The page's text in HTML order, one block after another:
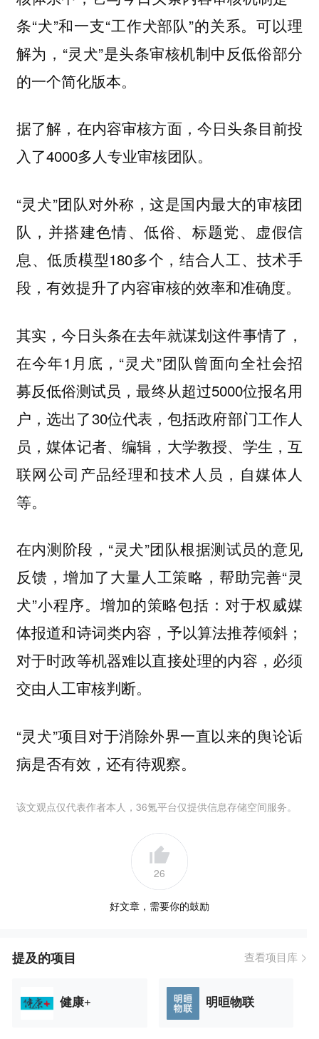
条“犬”和一支“工作犬部队”的关系。可以理
解为，“灵犬”是头条审核机制中反低俗部分
的一个简化版本。
据了解，在内容审核方面，今日头条目前投
入了4000多人专业审核团队。
“灵犬”团队对外称，这是国内最大的审核团
队，并搭建色情、低俗、标题党、虚假信
息、低质模型180多个，结合人工、技术手
段，有效提升了内容审核的效率和准确度。
其实，今日头条在去年就谋划这件事情了，
在今年1月底，“灵犬”团队曾面向全社会招
募反低俗测试员，最终从超过5000位报名用
户，选出了30位代表，包括政府部门工作人
员，媒体记者、编辑，大学教授、学生，互
联网公司产品经理和技术人员，自媒体人
等。
在内测阶段，“灵犬”团队根据测试员的意见
反馈，增加了大量人工策略，帮助完善“灵
犬”小程序。增加的策略包括：对于权威媒
体报道和诗词类内容，予以算法推荐倾斜；
对于时政等机器难以直接处理的内容，必须
交由人工审核判断。
“灵犬”项目对于消除外界一直以来的舆论诟
病是否有效，还有待观察。
该文观点仅代表作者本人，36氪平台仅提供信息存储空间服务。
26
好文章，需要你的鼓励
提及的项目 查看项目库
健康+ 明晅物联